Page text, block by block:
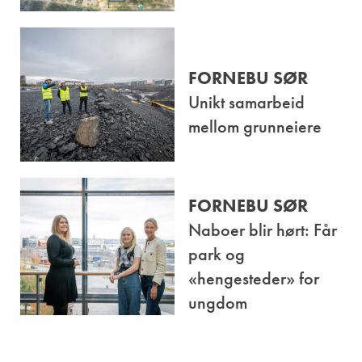
FORNEBU SØR
Unikt samarbeid
mellom grunneiere
FORNEBU SØR
Naboer blir hørt: Får
park og
«hengesteder» for
ungdom